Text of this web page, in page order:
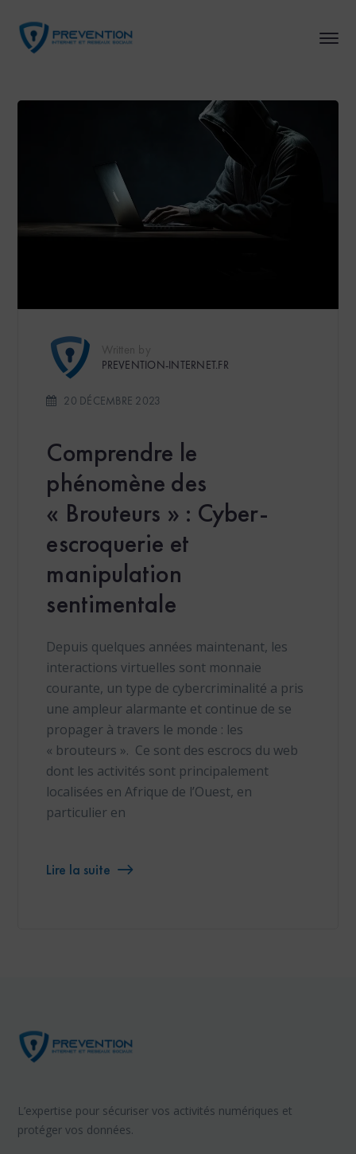
PREVENTION-INTERNET.FR
20 DÉCEMBRE 2023
Comprendre le
phénomène des
« Brouteurs » : Cyber-
escroquerie et
manipulation
sentimentale
Depuis quelques années maintenant, les
interactions virtuelles sont monnaie
courante, un type de cybercriminalité a pris
une ampleur alarmante et continue de se
propager à travers le monde : les
« brouteurs ». Ce sont des escrocs du web
dont les activités sont principalement
localisées en Afrique de l’Ouest, en
particulier en
Lire la suite
L’expertise pour sécuriser vos activités numériques et
protéger vos données.